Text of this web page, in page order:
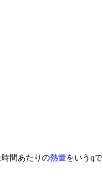
間あたりの熱量をいうqで